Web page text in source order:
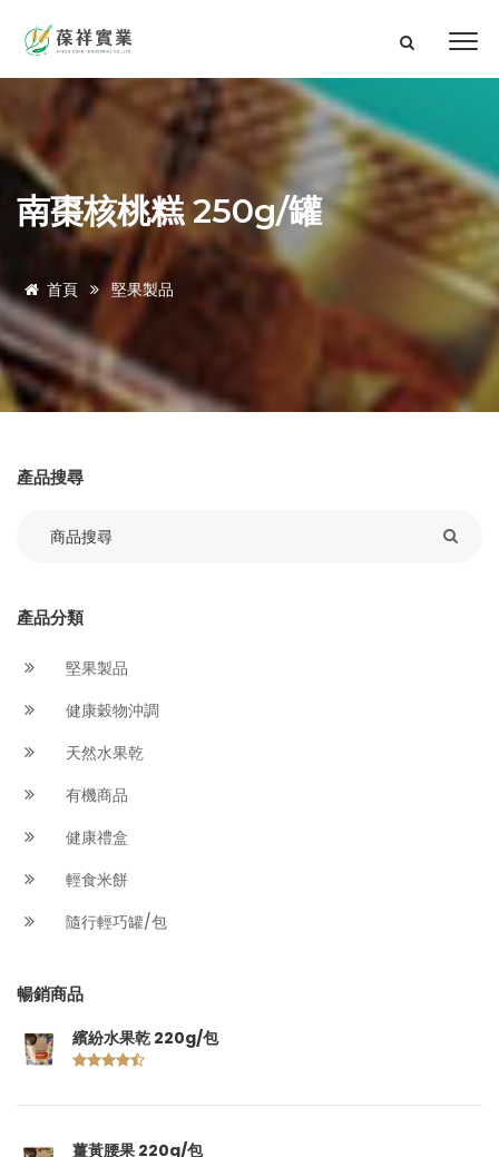
南棗核桃糕 250g/罐
首頁 堅果製品
產品搜尋
產品分類
堅果製品
健康穀物沖調
天然水果乾
有機商品
健康禮盒
輕食米餅
隨行輕巧罐/包
暢銷商品
繽紛水果乾 220g/包
薑黃腰果 220g/包